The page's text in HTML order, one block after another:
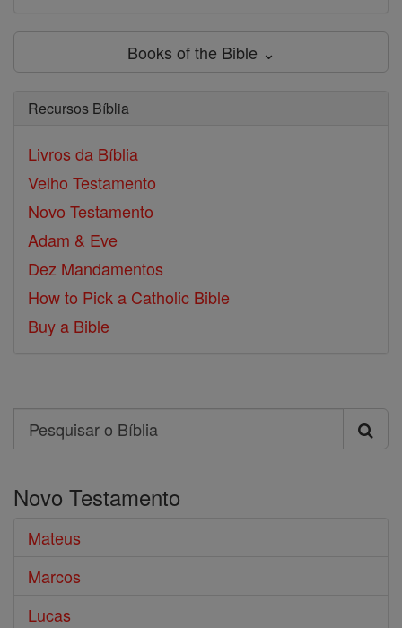
Books of the Bible ⌄
Recursos Bíblia
Livros da Bíblia
Velho Testamento
Novo Testamento
Adam & Eve
Dez Mandamentos
How to Pick a Catholic Bible
Buy a Bible
Search
Pesquisar
Bíblia
Novo Testamento
Mateus
Marcos
Lucas